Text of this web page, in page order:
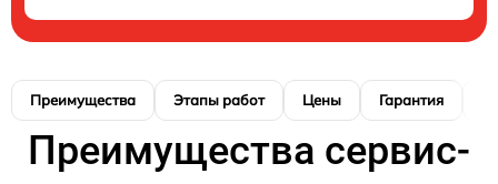
Преимущества Этапы работ Цены Гарантия
Преимущества сервис-